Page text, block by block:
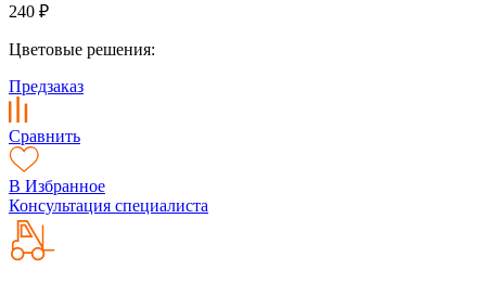
240 ₽
Цветовые решения:
Предзаказ
Сравнить
В Избранное
Консультация специалиста